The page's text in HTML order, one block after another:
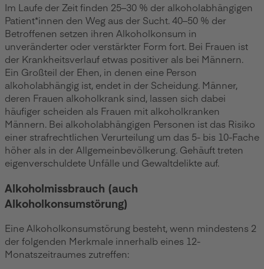
Im Laufe der Zeit finden 25–30 % der alkoholabhängigen
Patient*innen den Weg aus der Sucht. 40–50 % der
Betroffenen setzen ihren Alkoholkonsum in
unveränderter oder verstärkter Form fort. Bei Frauen ist
der Krankheitsverlauf etwas positiver als bei Männern.
Ein Großteil der Ehen, in denen eine Person
alkoholabhängig ist, endet in der Scheidung. Männer,
deren Frauen alkoholkrank sind, lassen sich dabei
häufiger scheiden als Frauen mit alkoholkranken
Männern. Bei alkoholabhängigen Personen ist das Risiko
einer strafrechtlichen Verurteilung um das 5- bis 10-Fache
höher als in der Allgemeinbevölkerung. Gehäuft treten
eigenverschuldete Unfälle und Gewaltdelikte auf.
Alkoholmissbrauch (auch
Alkoholkonsumstörung)
Eine Alkoholkonsumstörung besteht, wenn mindestens 2
der folgenden Merkmale innerhalb eines 12-
Monatszeitraumes zutreffen: